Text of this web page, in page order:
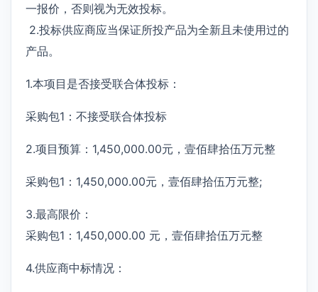
一报价，否则视为无效投标。
2.投标供应商应当保证所投产品为全新且未使用过的
产品。
1.本项目是否接受联合体投标：
采购包1：不接受联合体投标
2.项目预算：1,450,000.00元，壹佰肆拾伍万元整
采购包1：1,450,000.00元，壹佰肆拾伍万元整;
3.最高限价：
采购包1：1,450,000.00 元，壹佰肆拾伍万元整
4.供应商中标情况：